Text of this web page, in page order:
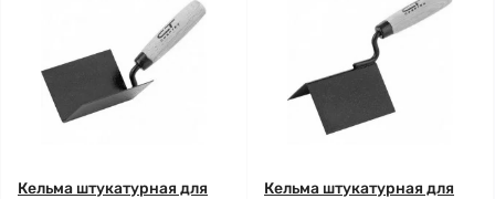
Кельма штукатурная для
Кельма штукатурная для